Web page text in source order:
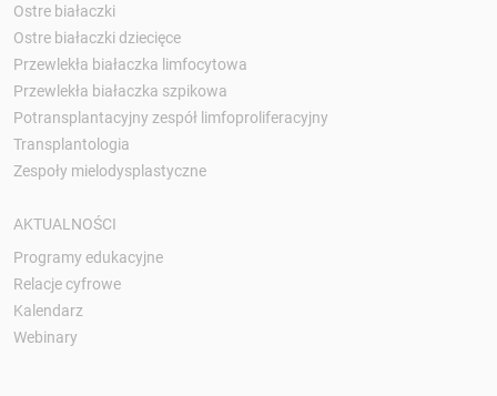
Ostre białaczki
Ostre białaczki dziecięce
Przewlekła białaczka limfocytowa
Przewlekła białaczka szpikowa
Potransplantacyjny zespół limfoproliferacyjny
Transplantologia
Zespoły mielodysplastyczne
AKTUALNOŚCI
Programy edukacyjne
Relacje cyfrowe
Kalendarz
Webinary